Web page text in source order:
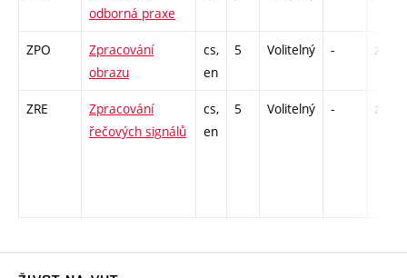
odborná praxe
ZPO
Zpracování
obrazu
cs,
en
5 Volitelný - zk
ZRE
Zpracování
řečových signálů
cs,
en
5 Volitelný - zk